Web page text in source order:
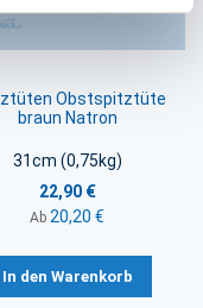
Obstspitztüte
braun Natron
31cm (0,75kg)
22,90 €
Ab 20,20 €
In den Warenkorb